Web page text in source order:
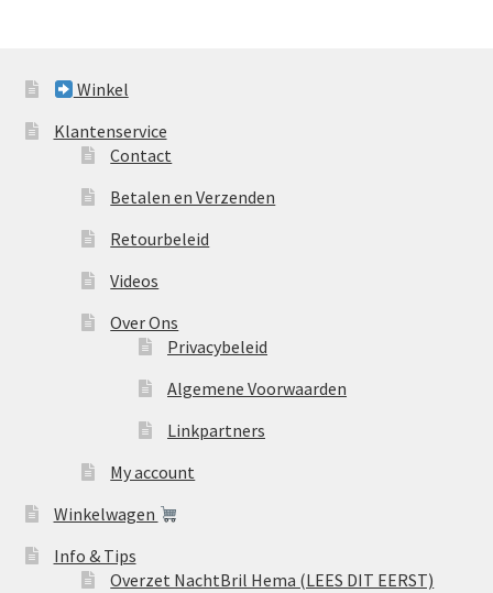
Winkel
Klantenservice
Contact
Betalen en Verzenden
Retourbeleid
Videos
Over Ons
Privacybeleid
Algemene Voorwaarden
Linkpartners
My account
Winkelwagen
Info & Tips
Overzet NachtBril Hema (LEES DIT EERST)